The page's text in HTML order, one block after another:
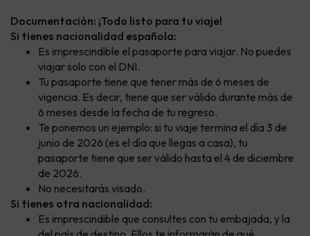
Documentación: ¡Todo listo para tu viaje!
Si tienes nacionalidad española:
Es imprescindible el pasaporte para viajar. No puedes
viajar solo con el DNI.
Tu pasaporte tiene que tener más de 6 meses de
vigencia. Es decir, tiene que ser válido durante más de
6 meses desde la fecha de tu regreso.
Te ponemos un ejemplo: si tu viaje termina el día 3 de
junio de 2026 (es el día que llegas a casa), tu
pasaporte tiene que ser válido hasta el 4 de diciembre
de 2026.
No necesitarás visado.
Si tienes otra nacionalidad:
Es imprescindible que consultes con tu embajada, y la